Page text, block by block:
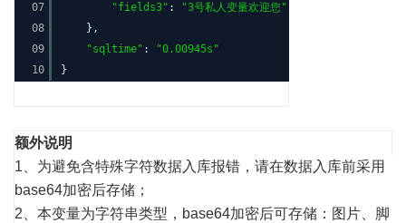
07
08
09
10
"fields3" :
"3号私人变量欢迎您"
},
"sqltime" :
"0.00945s"
}
额外说明
1、为避免含特殊字符数据入库报错，请在数据入库前采用
base64加密后存储；
2、本变量为字符串类型，base64加密后可存储：图片、脚